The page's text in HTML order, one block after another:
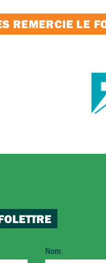
REMERCIE LE
Nom